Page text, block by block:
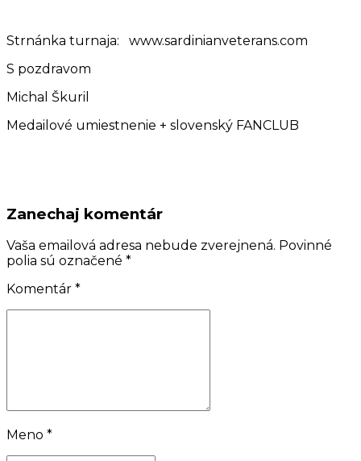
Strnánka turnaja: www.sardinianveterans.com
S pozdravom
Michal Škuril
Medailové umiestnenie + slovenský FANCLUB
Zanechaj komentár
Vaša emailová adresa nebude zverejnená. Povinné
polia sú označené *
Komentár *
Meno *